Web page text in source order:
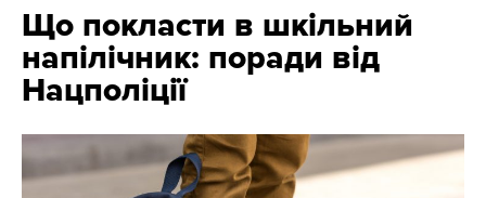
Що покласти в шкільний
напілічник: поради від
Нацполіції